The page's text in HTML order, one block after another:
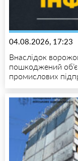
04.08.2026, 17:23
Внаслідок
пошкоджений
промислових